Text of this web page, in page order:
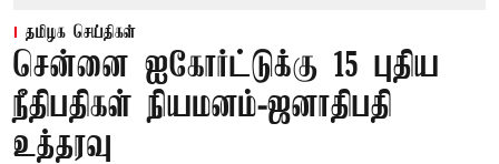
தமிழக செய்திகள்
சென்னை ஐகோர்ட்டுக்கு 15 புதிய
நீதிபதிகள் நியமனம்-ஜனாதிபதி
உத்தரவு